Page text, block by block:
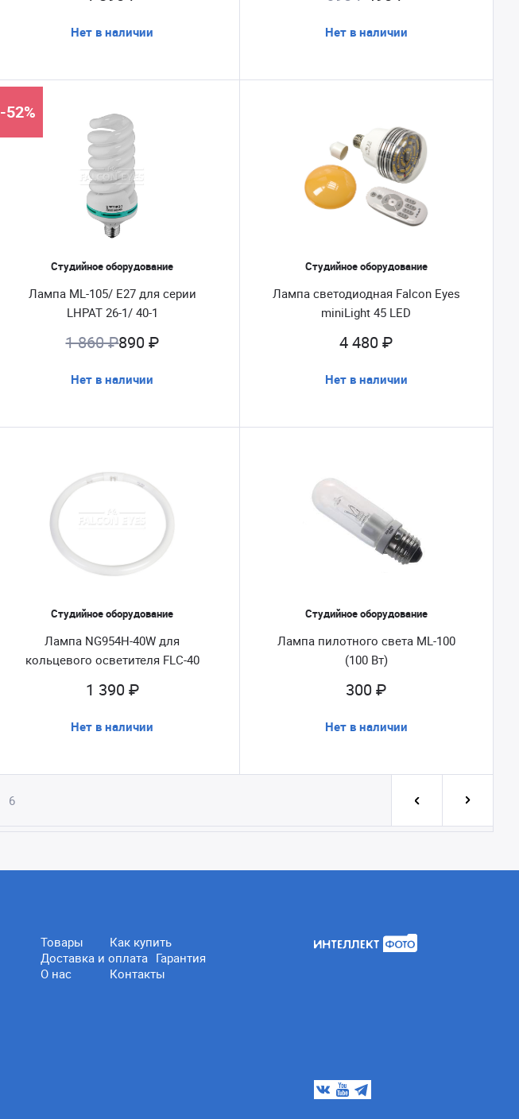
Нет в наличии Нет в наличии
Студийное оборудование
Лампа ML-105/ E27 для серии
LHPAT 26-1/ 40-1
-52%
1 860 ₽890 ₽
Нет в наличии
Студийное оборудование
Лампа светодиодная Falcon Eyes
miniLight 45 LED
4 480 ₽
Нет в наличии
Студийное оборудование
Лампа NG954H-40W для
кольцевого осветителя FLC-40
1 390 ₽
Нет в наличии
Студийное оборудование
Лампа пилотного света ML-100
(100 Вт)
300 ₽
Нет в наличии
6
Товары
Как купить
Доставка и оплата Гарантия
О нас
Контакты